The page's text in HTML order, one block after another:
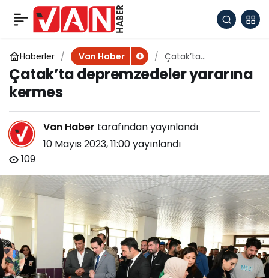
Haberler Van Haber
Çatak’ta
depremzedeler
yararına kermes
Çatak’ta depremzedeler yararına
kermes
Van Haber tarafından yayınlandı
10 Mayıs 2023, 11:00yayınlandı
109
İşte enginarın bilmeniz
gereken 5 faydası
Paylaş